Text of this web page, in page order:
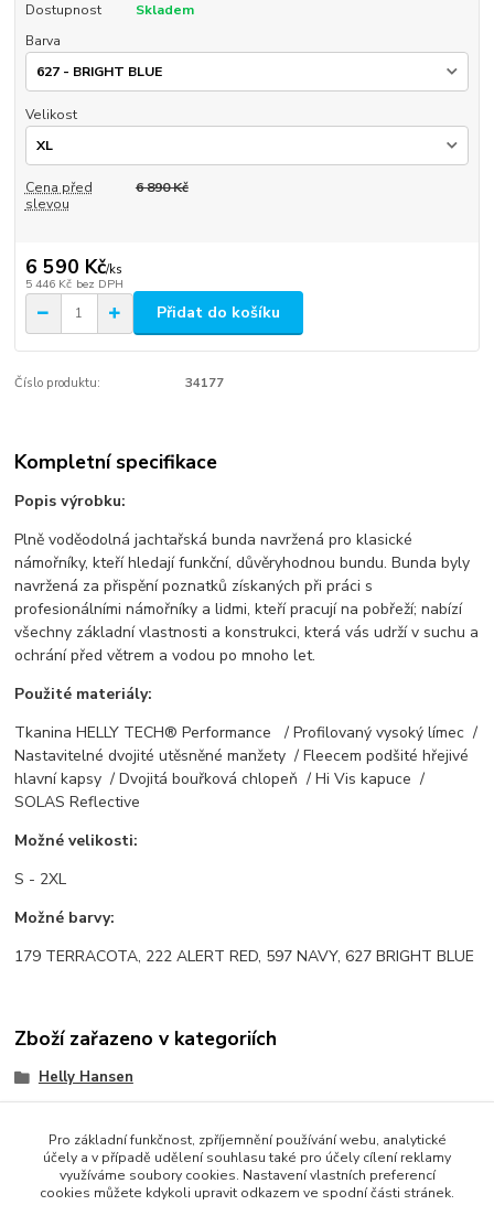
Dostupnost
Skladem
Barva
Velikost
Cena před
slevou
6 890 Kč
6 590 Kč/ks
5 446 Kč bez DPH
Přidat do košíku
Číslo produktu: 34177
Kompletní specifikace
Popis výrobku:
Plně voděodolná jachtařská bunda navržená pro klasické
námořníky, kteří hledají funkční, důvěryhodnou bundu. Bunda byly
navržená za přispění poznatků získaných při práci s
profesionálními námořníky a lidmi, kteří pracují na pobřeží; nabízí
všechny základní vlastnosti a konstrukci, která vás udrží v suchu a
ochrání před větrem a vodou po mnoho let.
Použité materiály:
Tkanina HELLY TECH® Performance / Profilovaný vysoký límec /
Nastavitelné dvojité utěsněné manžety / Fleecem podšité hřejivé
hlavní kapsy / Dvojitá bouřková chlopeň / Hi Vis kapuce /
SOLAS Reflective
Možné velikosti:
S - 2XL
Možné barvy:
179 TERRACOTA, 222 ALERT RED, 597 NAVY, 627 BRIGHT BLUE
Zboží zařazeno v kategoriích
Helly Hansen
Ženy
Junioři
Pro základní funkčnost, zpříjemnění používání webu, analytické
účely a v případě udělení souhlasu také pro účely cílení reklamy
využíváme soubory cookies. Nastavení vlastních preferencí
cookies můžete kdykoli upravit odkazem ve spodní části stránek.